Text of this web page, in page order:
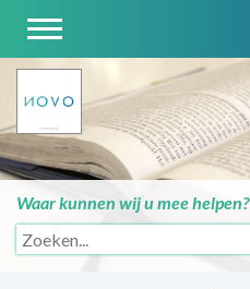
Waar kunnen wij u mee helpen?